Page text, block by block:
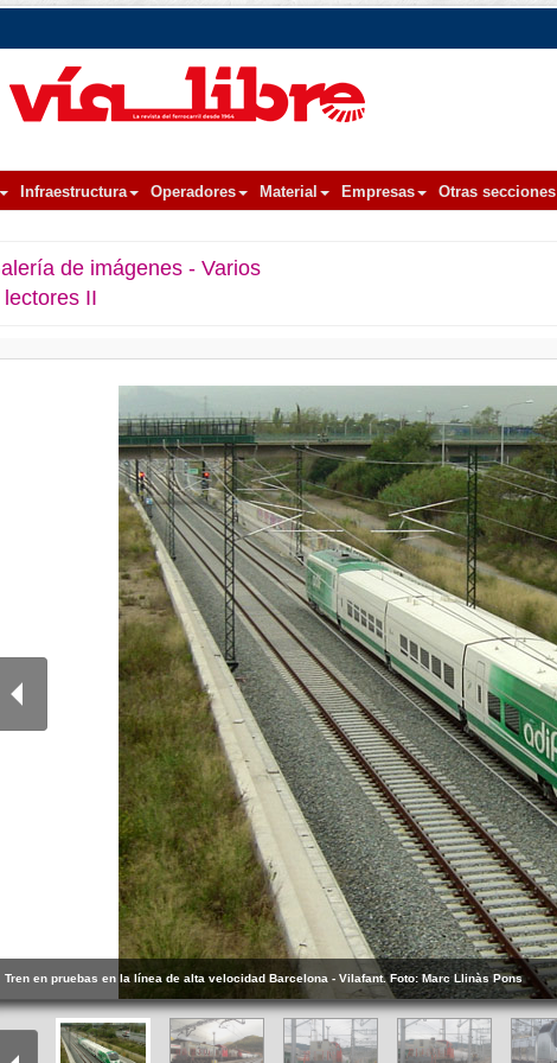
Infraestructura Operadores Material Empresas Otras secciones
de imágenes - Varios
II
Tren en pruebas en la línea de alta velocidad Barcelona - Vilafant. Foto: Marc Llinàs Pons